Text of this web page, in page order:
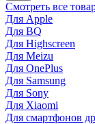
Смотреть все
Для Apple
Для BQ
Для Highscreen
Для Meizu
Для OnePlus
Для Samsung
Для Sony
Для Xiaomi
Для смартфонов